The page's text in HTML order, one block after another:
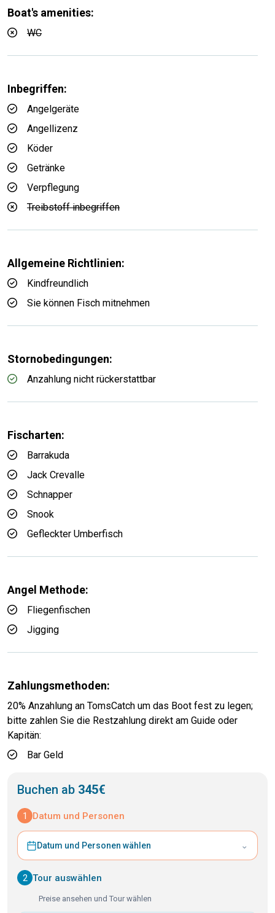
Boat's amenities:
WC
Inbegriffen:
Angelgeräte
Angellizenz
Köder
Getränke
Verpflegung
Treibstoff inbegriffen
Allgemeine Richtlinien:
Kindfreundlich
Sie können Fisch mitnehmen
Stornobedingungen:
Anzahlung nicht rückerstattbar
Fischarten:
Barrakuda
Jack Crevalle
Schnapper
Snook
Gefleckter Umberfisch
Angel Methode:
Fliegenfischen
Jigging
Zahlungsmethoden:
20% Anzahlung an TomsCatch um das Boot fest zu legen;
bitte zahlen Sie die Restzahlung direkt am Guide oder
Kapitän:
Bar Geld
Buchen ab 345€
1 Datum und Personen
Datum und Personen wählen ⌄
2 Tour auswählen
Preise ansehen und Tour wählen